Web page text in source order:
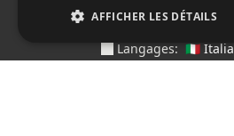
Langages: 🇮🇹
AFFICHER LES DÉTAILS